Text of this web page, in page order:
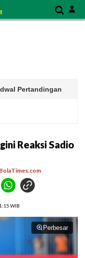
Pertandingan
Reaksi Sadio
BolaTimes.com
WIB
Perbesar